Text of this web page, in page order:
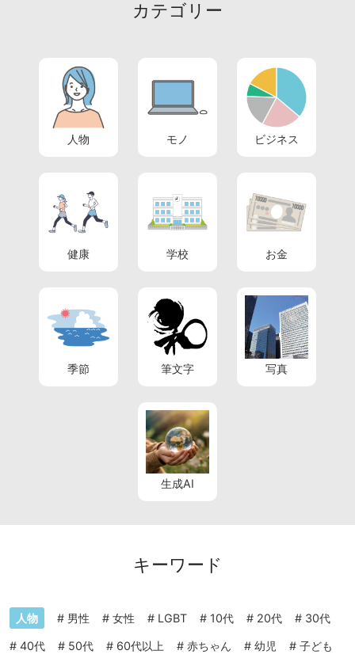
カテゴリー
人物 モノ ビジネス
健康 学校 お金
季節 筆文字 写真
生成AI
キーワード
人物 # 男性 # 女性 # LGBT # 10代 # 20代 # 30代
# 40代 # 50代 # 60代以上 # 赤ちゃん # 幼児 # 子ども